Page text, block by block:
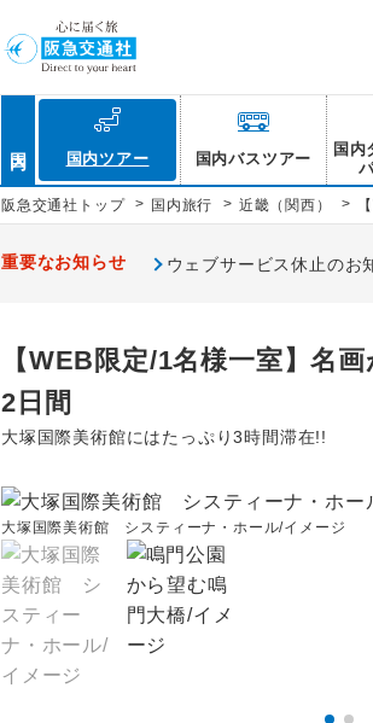
国内ツアー 国内バスツアー
国内
阪急交通社トップ > 国内旅行 > 近畿（関西） >
重要なお知らせ ウェブサービス休止のお
【WEB限定/1名様一室】名
2日間
大塚国際美術館にはたっぷり3時間滞在!!
大塚国際美術館 システィーナ・ホール/イメージ